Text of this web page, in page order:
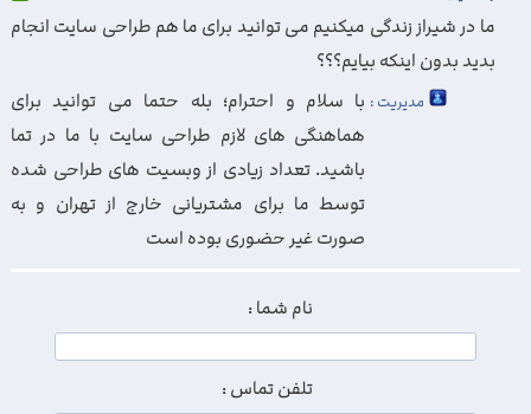
ما در شیراز زندگی میکنیم می توانید برای ما هم طراحی سایت انجام
بدید بدون اینکه بیایم؟؟؟
مدیریت : با سلام و احترام؛ بله حتما می توانید برای
هماهنگی های لازم طراحی سایت با ما در تما
باشید. تعداد زیادی از وبسیت های طراحی شده
توسط ما برای مشتریانی خارج از تهران و به
صورت غیر حضوری بوده است
نام شما :
تلفن تماس :